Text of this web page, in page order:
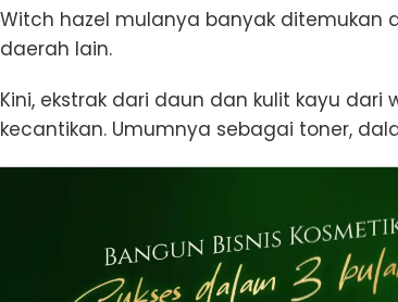
Witch hazel mulanya banyak ditemukan
daerah lain.
Kini, ekstrak dari daun dan kulit kayu
kecantikan. Umumnya sebagai toner,